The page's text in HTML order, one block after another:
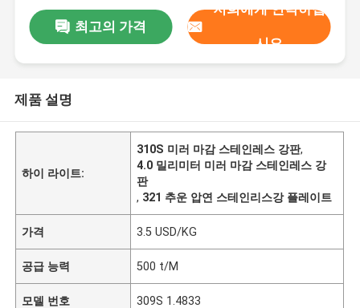
최고의 가격
저희에게 연락하십
시오
제품 설명
하이 라이트:
310S 미러 마감 스테인레스 강판,
4.0 밀리미터 미러 마감 스테인레스 강
판
, 321 추운 압연 스테인리스강 플레이트
가격 3.5 USD/KG
공급 능력 500 t/M
모델 번호 309S 1.4833